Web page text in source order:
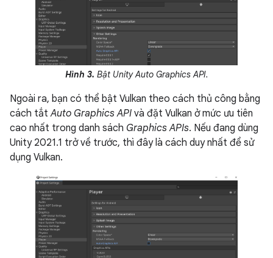
Hình 3. Bật Unity Auto Graphics API.
Ngoài ra, bạn có thể bật Vulkan theo cách thủ công bằng
cách tắtAuto Graphics API và đặt Vulkan ở mức ưu tiên
cao nhất trong danh sách Graphics APIs. Nếu đang dùng
Unity 2021.1 trở về trước, thì đây là cách duy nhất để sử
dụng Vulkan.